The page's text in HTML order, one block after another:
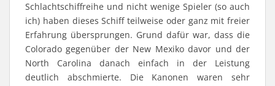
Schlachtschiffreihe und nicht wenige Spieler (so auch
ich) haben dieses Schiff teilweise oder ganz mit freier
Erfahrung übersprungen. Grund dafür war, dass die
Colorado gegenüber der New Mexiko davor und der
North Carolina danach einfach in der Leistung
deutlich abschmierte. Die Kanonen waren sehr